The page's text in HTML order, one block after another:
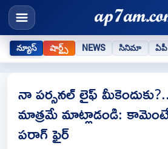
న్యూస్ షార్ట్స్ NEWS సినిమా ఏపీ
నా పర్సనల్ లైఫ్
మాత్రమే మాట్లాడండి:
పరాగ్ ఫైర్